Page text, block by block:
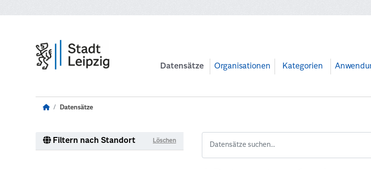
Datensätze Organisationen Kategorien
Datensätze
Filtern nach Standort Löschen